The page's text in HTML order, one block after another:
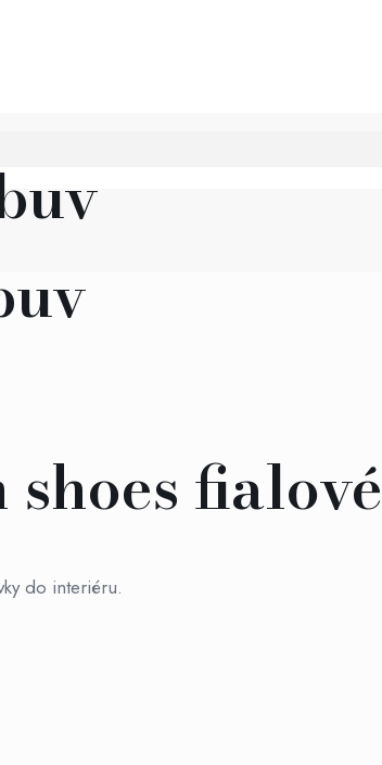
fialové
do interiéru.